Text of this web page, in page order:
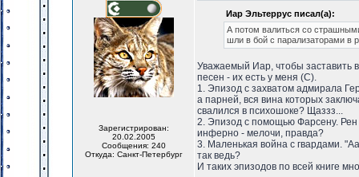
Зарегистрирован:
20.02.2005
Сообщения: 240
Откуда: Санкт-Петербург
Иар Эльтеррус писал(а):
А потом валиться со
шли в бой с парализаторами в
Уважаемый Иар, чтобы заставить
песен - их есть у меня (C).
1. Эпизод с захватом адмирала
а парней, вся вина которых
свалился в психошоке? Щаззз...
2. Эпизод с помощью Фарсену. Рен
инферно - мелочи, правда?
3. Маленькая война с гвардами.
так ведь?
И таких эпизодов по всей книге